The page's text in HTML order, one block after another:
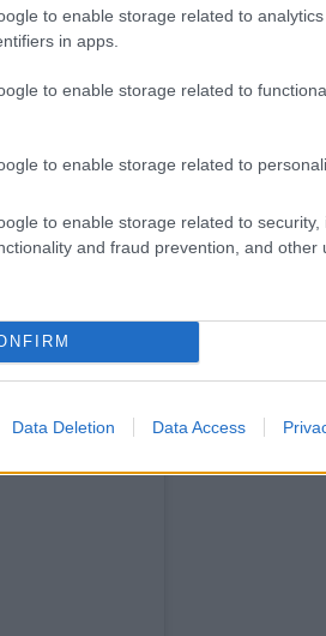
to enable storage related to
in apps.
to enable storage related to
to enable storage related to
to enable storage related to security,
and fraud prevention, and other
Data Deletion Data Access
most képeket tett
elárulta: Bella Esmeralda.Az
mosolyog, a másik kettőn pedig
dátumára is, ami szerint